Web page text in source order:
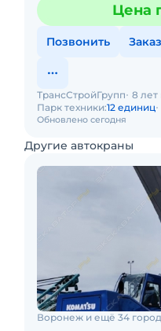
Цена
Позвонить
Обновлено сегодня
ТрансСтройГрупп 8
Парк техники:12 единиц
Другие автокраны
Воронеж и ещё 34